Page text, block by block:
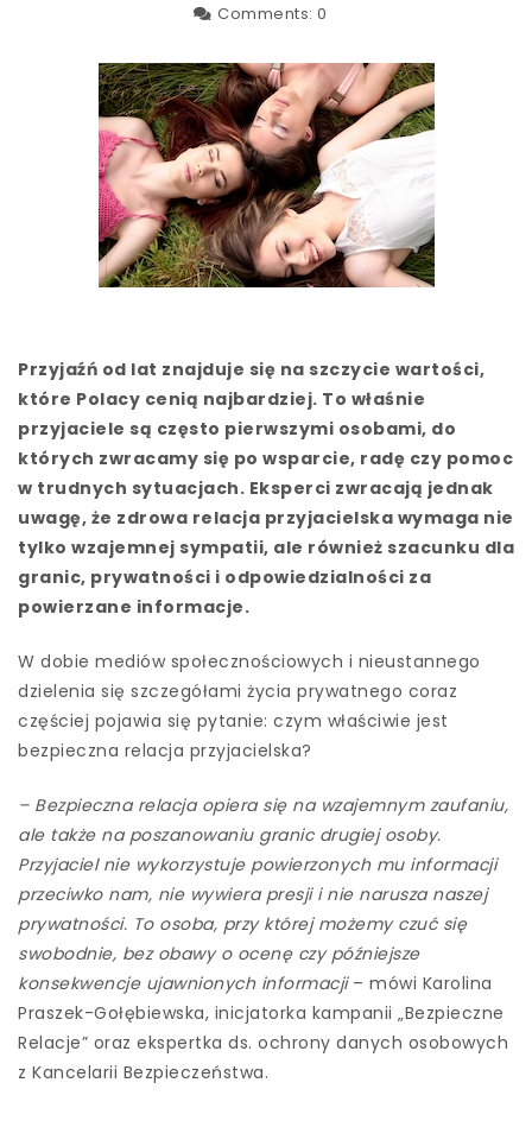
Comments: 0
Przyjaźń od lat znajduje się na szczycie wartości,
które Polacy cenią najbardziej. To właśnie
przyjaciele są często pierwszymi osobami, do
których zwracamy się po wsparcie, radę czy pomoc
w trudnych sytuacjach. Eksperci zwracają jednak
uwagę, że zdrowa relacja przyjacielska wymaga nie
tylko wzajemnej sympatii, ale również szacunku dla
granic, prywatności i odpowiedzialności za
powierzane informacje.
W dobie mediów społecznościowych i nieustannego
dzielenia się szczegółami życia prywatnego coraz
częściej pojawia się pytanie: czym właściwie jest
bezpieczna relacja przyjacielska?
– Bezpieczna relacja opiera się na wzajemnym zaufaniu,
ale także na poszanowaniu granic drugiej osoby.
Przyjaciel nie wykorzystuje powierzonych mu informacji
przeciwko nam, nie wywiera presji i nie narusza naszej
prywatności. To osoba, przy której możemy czuć się
swobodnie, bez obawy o ocenę czy późniejsze
konsekwencje ujawnionych informacji– mówi Karolina
Praszek-Gołębiewska, inicjatorka kampanii „Bezpieczne
Relacje” oraz ekspertka ds. ochrony danych osobowych
z Kancelarii Bezpieczeństwa.